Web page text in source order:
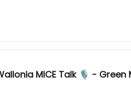
MICE Talk 🎙️ -